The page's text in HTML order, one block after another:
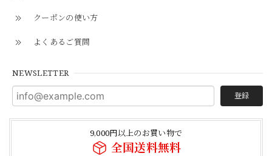
クーポンの使い方
よくあるご質問
NEWSLETTER
登録
9,000円以上のお買い物で
全国送料無料